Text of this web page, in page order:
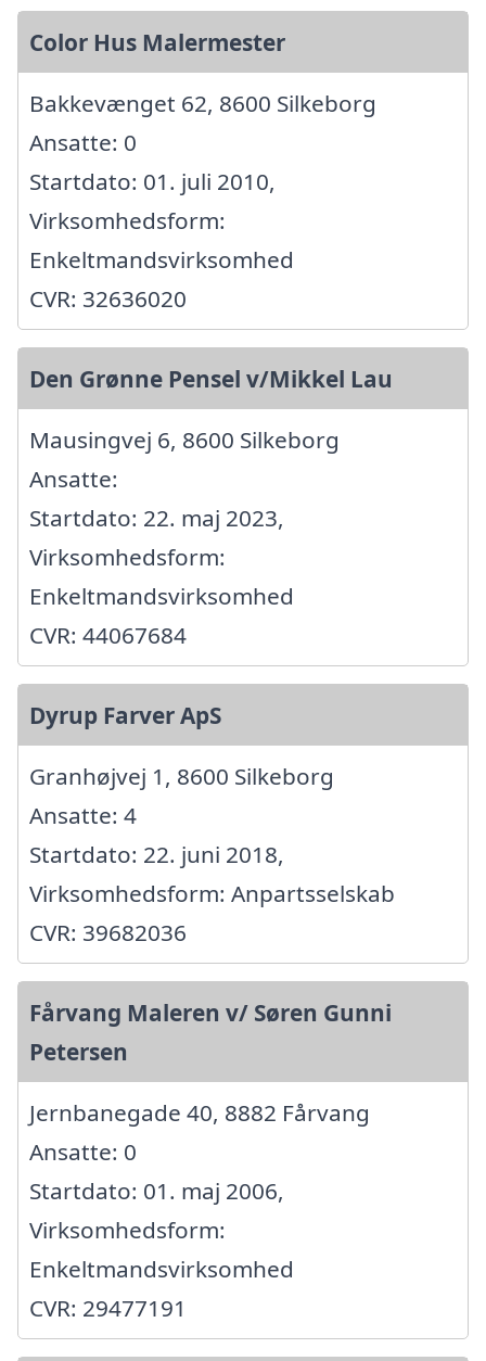
Color Hus Malermester
Bakkevænget 62, 8600 Silkeborg
Ansatte: 0
Startdato: 01. juli 2010,
Virksomhedsform:
Enkeltmandsvirksomhed
CVR: 32636020
Den Grønne Pensel v/Mikkel Lau
Mausingvej 6, 8600 Silkeborg
Ansatte:
Startdato: 22. maj 2023,
Virksomhedsform:
Enkeltmandsvirksomhed
CVR: 44067684
Dyrup Farver ApS
Granhøjvej 1, 8600 Silkeborg
Ansatte: 4
Startdato: 22. juni 2018,
Virksomhedsform: Anpartsselskab
CVR: 39682036
Fårvang Maleren v/ Søren Gunni
Petersen
Jernbanegade 40, 8882 Fårvang
Ansatte: 0
Startdato: 01. maj 2006,
Virksomhedsform:
Enkeltmandsvirksomhed
CVR: 29477191